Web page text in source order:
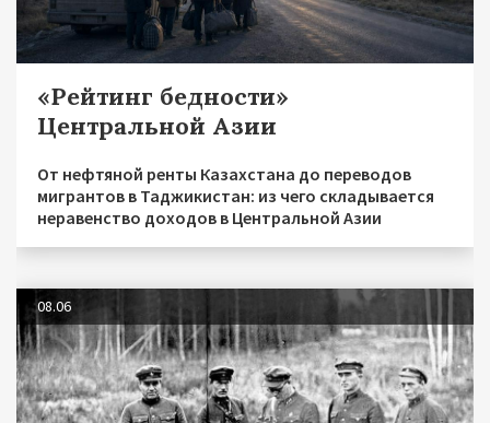
«Рейтинг бедности»
Центральной Азии
От нефтяной ренты Казахстана до переводов
мигрантов в Таджикистан: из чего складывается
неравенство доходов в Центральной Азии
08.06